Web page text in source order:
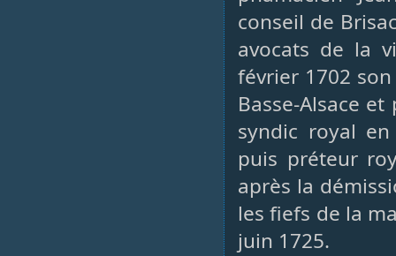
conseil de
avocats de la
février 1702
Basse-Alsace
syndic royal
puis préteur
après la
les fiefs de la
juin 1725.